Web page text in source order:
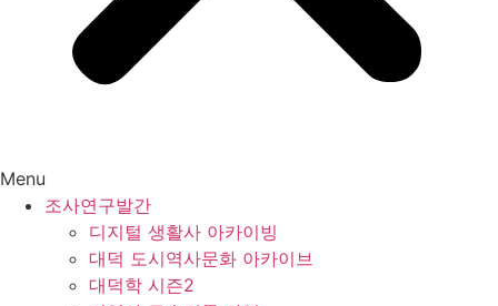
Menu
조사연구발간
디지털 생활사 아카이빙
대덕 도시역사문화 아카이브
대덕학 시즌2